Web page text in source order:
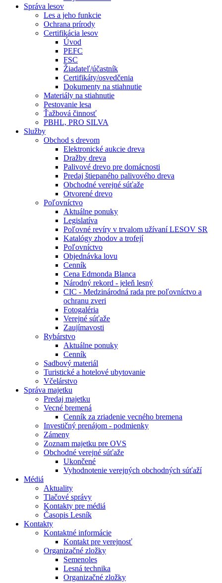
Správa lesov
Les a jeho funkcie
Ochrana prírody
Certifikácia lesov
Úvod
PEFC
FSC
Žiadateľ/účastník
Certifikáty/osvedčenia
Dokumenty na stiahnutie
Materiály na stiahnutie
Pestovanie lesa
Ťažbová činnosť
PBHL, PRO SILVA
Služby
Obchod s drevom
Elektronické aukcie dreva
Dražby dreva
Palivové drevo pre domácnosti
Predaj štiepaného palivového dreva
Obchodné verejné súťaže
Otvorené drevo
Poľovníctvo
Aktuálne ponuky
Legislatíva
Poľovné revíry v trvalom užívaní LESOV SR
Katalógy zhodov a trofejí
Poľovníctvo
Objednávka lovu
Cenník
Cena Edmonda Blanca
Národný rekord - jeleň lesný
CIC - Medzinárodná rada pre poľovníctvo a
ochranu zveri
Fotogaléria
Verejné súťaže
Zaujímavosti
Rybárstvo
Aktuálne ponuky
Cenník
Sadbový materiál
Turistické a hotelové ubytovanie
Včelárstvo
Správa majetku
Predaj majetku
Vecné bremená
Cenník za zriadenie vecného bremena
Investičný prenájom - podmienky
Zámeny
Zoznam majetku pre OVS
Obchodné verejné súťaže
Ukončené
Vyhodnotenie verejných obchodných súťaží
Médiá
Aktuality
Tlačové správy
Kontakty pre médiá
Časopis Lesník
Kontakty
Kontaktné informácie
Kontakt pre verejnosť
Organizačné zložky
Semenoles
Lesná technika
Organizačné zložky